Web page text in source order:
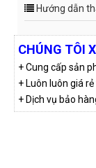
Hướng dẫn
CHÚNG TÔI
+ Cung cấp sản
+ Luôn luôn giá
+ Dịch vụ bảo